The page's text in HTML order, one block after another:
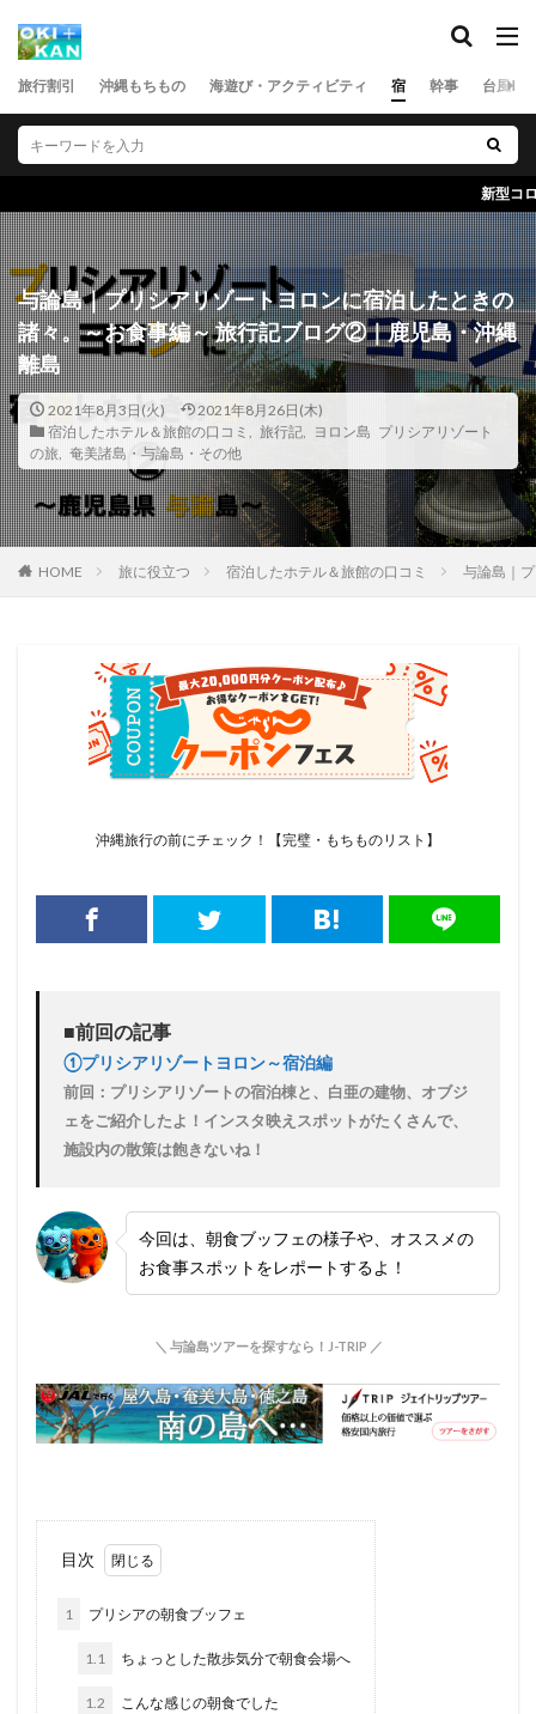
旅行割引 沖縄もちもの 海遊び・アクティビティ 宿 幹事 台風
新型コロナ｜沖縄県を訪れる方々への
与論島｜プリシアリゾートヨロンに宿泊したときの
諸々。～お食事編～ 旅行記ブログ②｜鹿児島・沖縄
離島
2021年8月3日(火)
2021年8月26日(木)
宿泊したホテル＆旅館の口コミ
旅行記
ヨロン島 プリシアリゾート
の旅
奄美諸島・与論島・その他
HOME 旅に役立つ 宿泊したホテル＆旅館の口コミ 与論島｜
沖縄旅行の前にチェック！【完璧・もちものリスト】
■前回の記事
①プリシアリゾートヨロン～宿泊編
前回：プリシアリゾートの宿泊棟と、白亜の建物、オブジ
ェをご紹介したよ！インスタ映えスポットがたくさんで、
施設内の散策は飽きないね！
今回は、朝食ブッフェの様子や、オススメの
お食事スポットをレポートするよ！
＼ 与論島ツアーを探すなら！J-TRIP ／
目次
1 プリシアの朝食ブッフェ
1.1 ちょっとした散歩気分で朝食会場へ
1.2 こんな感じの朝食でした